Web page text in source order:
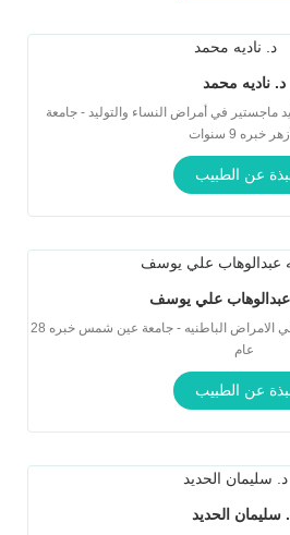
د. ناديه محمد
ماجستير في أمراض النساء والتوليد - جامعة
خبره 9 سنوات
عن الطبيب
علي يوسف
اخصائي باطنه عامه - ماجستير في الامراض الباطنيه - جامعة عين شمس خبره 28
عام
عن الطبيب
سليمان الحديد